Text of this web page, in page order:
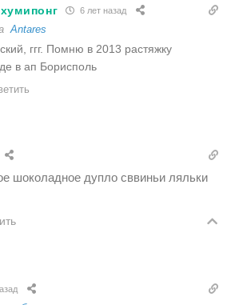
6 лет назад
Antares
ггг. Помню в 2013 растяжку
в ап Борисполь
шоколадное дупло сввиньи ляльки